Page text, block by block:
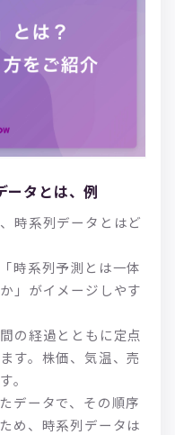
ータとは、例
時系列データとはど
時系列予測とは一体
」がイメージしやす
の経過とともに定点
す。株価、気温、売
。
データで、その順序
め、時系列データは